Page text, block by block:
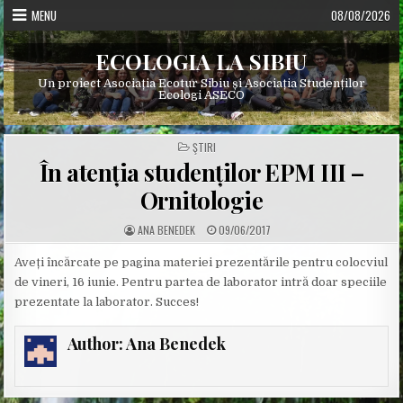
Skip
to
content
MENU 08/08/2026
ECOLOGIA LA SIBIU
Un proiect Asociația Ecotur Sibiu și Asociația Studenților
Ecologi ASECO
POSTED
IN
ŞTIRI
În atenția studenților EPM III –
Ornitologie
A
U
H
O
R
ANA BENEDEK P
U
L
I
S
D
A
T
09/06/2017
Aveți încărcate pe pagina materiei prezentările pentru colocviul
de vineri, 16 iunie. Pentru partea de laborator intră doar speciile
prezentate la laborator. Succes!
Author:Ana Benedek